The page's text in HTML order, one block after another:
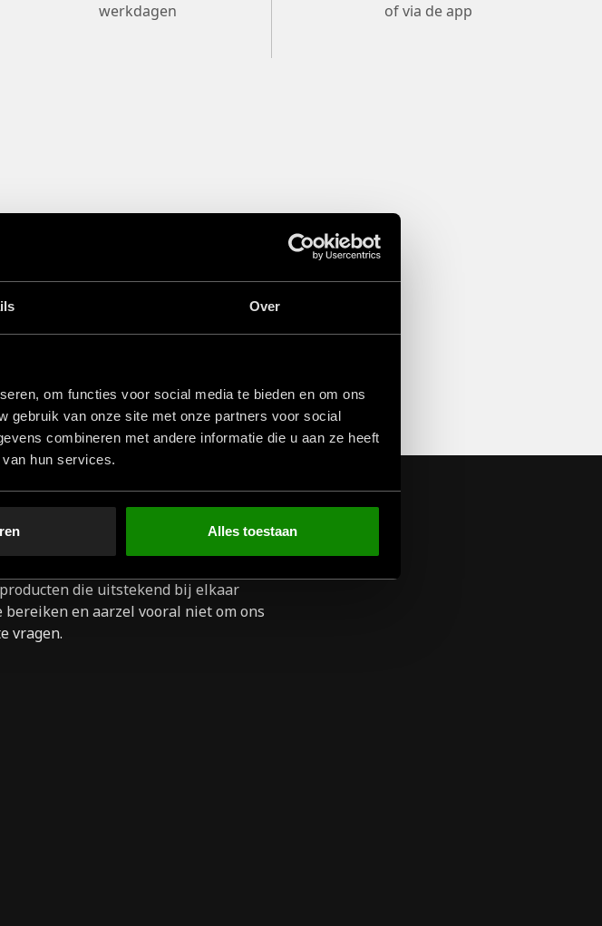
Over
om functies voor social media te bieden en om ons
gebruik van onze site met onze partners voor social
combineren met andere informatie die u aan ze heeft
hun services.
Alles toestaan
werkdagen
of via de app
de
je
PRODUCTEN
die uitstekend bij elkaar
en aarzel vooral niet om ons
vragen.